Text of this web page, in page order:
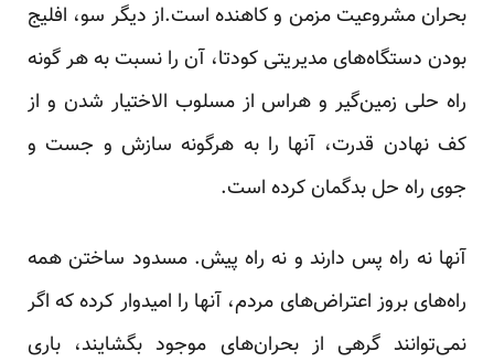
بحران مشروعیت مزمن و کاهنده است.از دیگر سو، افلیج
بودن دستگاه‌های مدیریتی کودتا، آن را نسبت به هر گونه
راه حلی زمین‌گیر و هراس از مسلوب الاختیار شدن و از
کف نهادن قدرت، آنها را به هرگونه سازش و جست و
جوی راه حل بدگمان کرده است.
آنها نه راه پس دارند و نه راه پیش. مسدود ساختن همه
راه‌های بروز اعتراض‌های مردم، آنها را امیدوار کرده که اگر
نمی‌توانند گرهی از بحران‌های موجود بگشایند، باری